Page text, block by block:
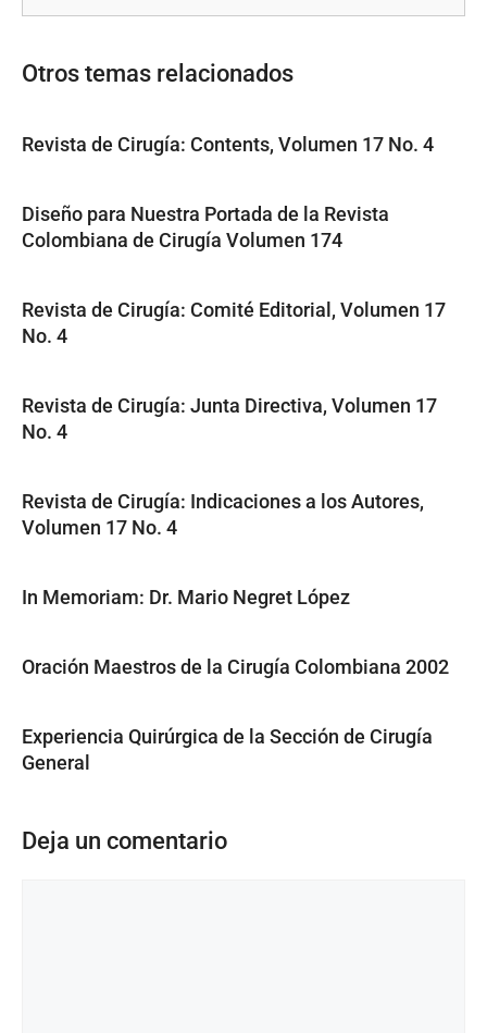
Otros temas relacionados
Revista de Cirugía: Contents, Volumen 17 No. 4
Diseño para Nuestra Portada de la Revista
Colombiana de Cirugía Volumen 174
Revista de Cirugía: Comité Editorial, Volumen 17
No. 4
Revista de Cirugía: Junta Directiva, Volumen 17
No. 4
Revista de Cirugía: Indicaciones a los Autores,
Volumen 17 No. 4
In Memoriam: Dr. Mario Negret López
Oración Maestros de la Cirugía Colombiana 2002
Experiencia Quirúrgica de la Sección de Cirugía
General
Deja un comentario